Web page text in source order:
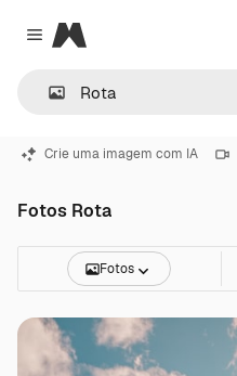
Close menu
Magnific
Crie uma imagem com IA
Fotos Rota
Fotos